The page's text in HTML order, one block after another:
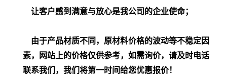
让客户感到满意与放心是我公司的企业使命；
由于产品材质不同，原材料价格的波动等不稳定因
素，网站上的价格仅供参考，如需询价，请及时电话
联系我们，我们将第一时间给您优惠报价！